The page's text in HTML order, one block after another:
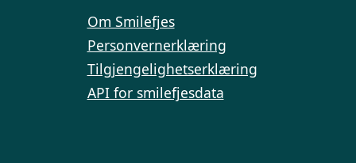
Om Smilefjes
Personvernerklæring
Tilgjengelighetserklæring
API for smilefjesdata